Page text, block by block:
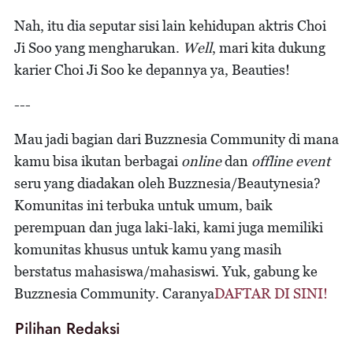
Nah, itu dia seputar sisi lain kehidupan aktris Choi
Ji Soo yang mengharukan. Well, mari kita dukung
karier Choi Ji Soo ke depannya ya, Beauties!
---
Mau jadi bagian dari Buzznesia Community di mana
kamu bisa ikutan berbagai onlinedan offline event
seru yang diadakan oleh Buzznesia/Beautynesia?
Komunitas ini terbuka untuk umum, baik
perempuan dan juga laki-laki, kami juga memiliki
komunitas khusus untuk kamu yang masih
berstatus mahasiswa/mahasiswi. Yuk, gabung ke
Buzznesia Community. CaranyaDAFTAR DI SINI!
Pilihan Redaksi